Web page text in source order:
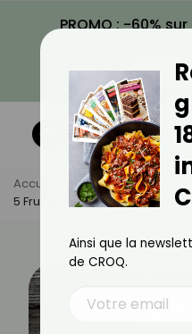
PROMO : -60%
VOIR
Accueil Actus
Bien-Être
5 Fruits Parfaits Pour Un
Ainsi que la
de CROQ.